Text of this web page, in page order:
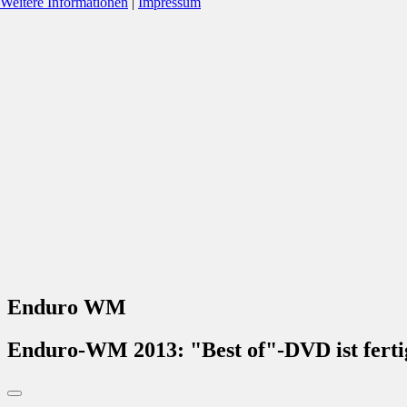
Enduro WM
Enduro-WM 2013: "Best of"-DVD ist